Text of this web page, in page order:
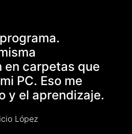
carpetas que
PC. Eso me
y el aprendizaje.
López